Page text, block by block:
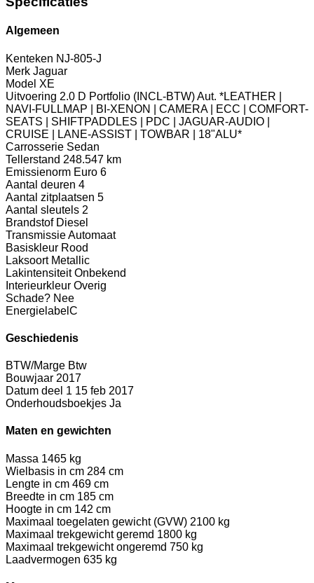
Algemeen
Kenteken NJ-805-J
Merk Jaguar
Model XE
Uitvoering 2.0 D Portfolio (INCL-BTW) Aut. *LEATHER |
NAVI-FULLMAP | BI-XENON | CAMERA | ECC | COMFORT-
SEATS | SHIFTPADDLES | PDC | JAGUAR-AUDIO |
CRUISE | LANE-ASSIST | TOWBAR | 18"ALU*
Carrosserie Sedan
Tellerstand 248.547 km
Emissienorm Euro 6
Aantal deuren 4
Aantal zitplaatsen 5
Aantal sleutels 2
Brandstof Diesel
TransmissieAutomaat
Basiskleur Rood
Laksoort Metallic
Lakintensiteit Onbekend
Interieurkleur Overig
Schade? Nee
Energielabel C
Geschiedenis
BTW/Marge Btw
Bouwjaar 2017
Datum deel 1 15 feb 2017
Onderhoudsboekjes Ja
Maten en gewichten
Massa 1465 kg
Wielbasis in cm 284 cm
Lengte in cm 469 cm
Breedte in cm 185 cm
Hoogte in cm 142 cm
Maximaal toegelaten gewicht (GVW) 2100 kg
Maximaal trekgewicht geremd 1800 kg
Maximaal trekgewicht ongeremd 750 kg
Laadvermogen 635 kg